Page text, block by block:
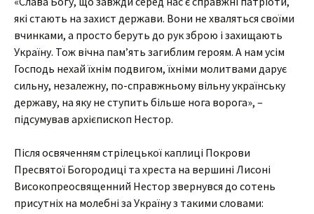
які стають на захист держави. Вони не хваляться своїми
вчинками, а просто беруть до рук зброю і захищають
Україну. Тож вічна пам’ять загиблим героям. А нам усім
Господь нехай їхнім подвигом, їхніми молитвами дарує
сильну, незалежну, по-справжньому вільну українську
державу, на яку не ступить більше нога ворога», –
підсумував архієпископ Нестор.
Після освяченням стрілецької каплиці Покрови
Пресвятої Богородиці та хреста на вершині Лисоні
Високопреосвященний Нестор звернувся до сотень
присутніх на молебні за Україну з такими словами: